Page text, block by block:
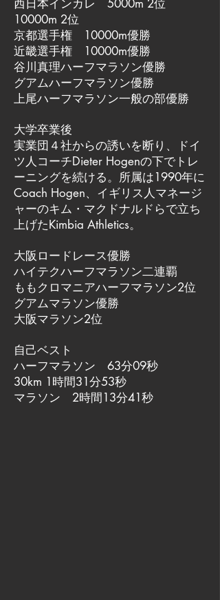
西日本インカレ 5000m 2位
10000m 2位
京都選手権 10000m優勝
近畿選手権 10000m優勝
谷川真理ハーフマラソン優勝
グアムハーフマラソン優勝
上尾ハーフマラソン一般の部優勝
大学卒業後
実業団４社からの誘いを断り、ドイ
ツ人コーチDieter Hogenの下でトレ
ーニングを続ける。所属は1990年に
Coach Hogen、イギリス人マネージ
ャーのキム・マクドナルドらで立ち
上げたKimbia Athletics。
大阪ロードレース優勝
ハイテクハーフマラソン二連覇
ももクロマニアハーフマラソン2位
グアムマラソン優勝
大阪マラソン2位
自己ベスト
ハーフマラソン 63分09秒
30km 1時間31分53秒
マラソン 2時間13分41秒